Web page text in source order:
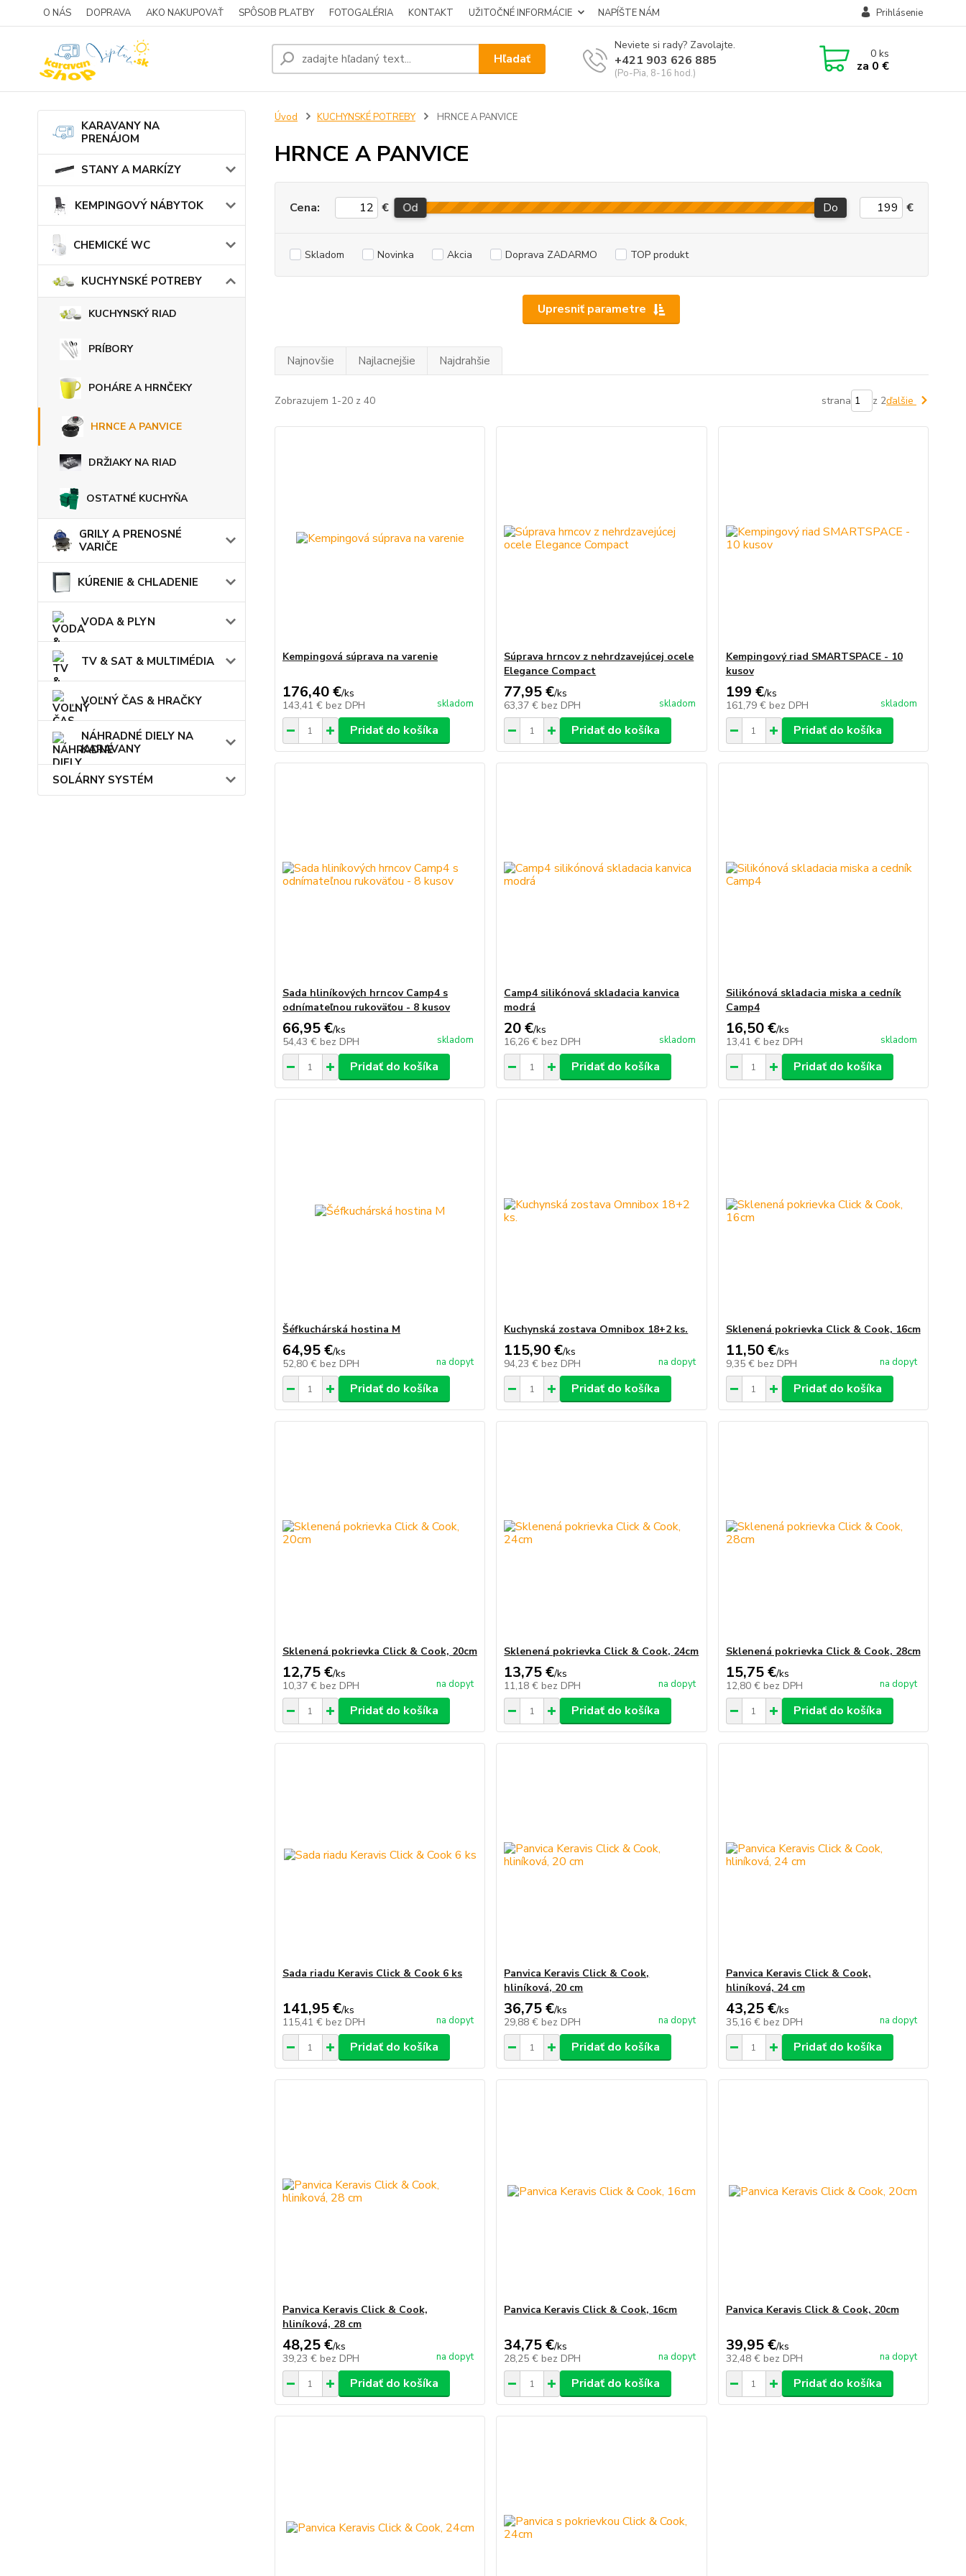
O NÁS DOPRAVA AKO NAKUPOVAŤ SPÔSOB PLATBY FOTOGALÉRIA KONTAKT UŽITOČNÉ INFORMÁCIE NAPÍŠTE NÁM Prihlásenie
Hľadať
Neviete si rady? Zavolajte.
+421 903 626 885
(Po-Pia, 8-16 hod.)
0ks
za 0 €
KARAVANY NA
PRENÁJOM
STANY A MARKÍZY
KEMPINGOVÝ NÁBYTOK
CHEMICKÉ WC
KUCHYNSKÉ POTREBY
KUCHYNSKÝ RIAD
PRÍBORY
POHÁRE A HRNČEKY
HRNCE A PANVICE
DRŽIAKY NA RIAD
OSTATNÉ KUCHYŇA
GRILY A PRENOSNÉ
VARIČE
KÚRENIE & CHLADENIE
VODA & PLYN
TV & SAT & MULTIMÉDIA
VOĽNÝ ČAS & HRAČKY
NÁHRADNÉ DIELY NA
KARAVANY
SOLÁRNY SYSTÉM
Úvod KUCHYNSKÉ POTREBY HRNCE A PANVICE
HRNCE A PANVICE
Upresniť parametre
Cena: € Od Do €
Skladom Novinka Akcia Doprava ZADARMO TOP produkt
Najnovšie Najlacnejšie Najdrahšie
Zobrazujem 1-20 z 40 strana z 2ďalšie
Kempingová súprava na varenie
176,40 €/ks
143,41 € bez DPH skladom
Pridať do košíka
Súprava hrncov z nehrdzavejúcej ocele
Elegance Compact
77,95 €/ks
63,37 € bez DPH skladom
Pridať do košíka
Kempingový riad SMARTSPACE - 10
kusov
199 €/ks
161,79 € bez DPH skladom
Pridať do košíka
Sada hliníkových hrncov Camp4 s
odnímateľnou rukoväťou - 8 kusov
66,95 €/ks
54,43 € bez DPH skladom
Pridať do košíka
Camp4 silikónová skladacia kanvica
modrá
20 €/ks
16,26 € bez DPH skladom
Pridať do košíka
Silikónová skladacia miska a cedník
Camp4
16,50 €/ks
13,41 € bez DPH skladom
Pridať do košíka
Šéfkuchárská hostina M
64,95 €/ks
52,80 € bez DPH na dopyt
Pridať do košíka
Kuchynská zostava Omnibox 18+2 ks.
115,90 €/ks
94,23 € bez DPH na dopyt
Pridať do košíka
Sklenená pokrievka Click & Cook, 16cm
11,50 €/ks
9,35 € bez DPH na dopyt
Pridať do košíka
Sklenená pokrievka Click & Cook, 20cm
12,75 €/ks
10,37 € bez DPH na dopyt
Pridať do košíka
Sklenená pokrievka Click & Cook, 24cm
13,75 €/ks
11,18 € bez DPH na dopyt
Pridať do košíka
Sklenená pokrievka Click & Cook, 28cm
15,75 €/ks
12,80 € bez DPH na dopyt
Pridať do košíka
Sada riadu Keravis Click & Cook 6 ks
141,95 €/ks
115,41 € bez DPH na dopyt
Pridať do košíka
Panvica Keravis Click & Cook,
hliníková, 20 cm
36,75 €/ks
29,88 € bez DPH na dopyt
Pridať do košíka
Panvica Keravis Click & Cook,
hliníková, 24 cm
43,25 €/ks
35,16 € bez DPH na dopyt
Pridať do košíka
Panvica Keravis Click & Cook,
hliníková, 28 cm
48,25 €/ks
39,23 € bez DPH na dopyt
Pridať do košíka
Panvica Keravis Click & Cook, 16cm
34,75 €/ks
28,25 € bez DPH na dopyt
Pridať do košíka
Panvica Keravis Click & Cook, 20cm
39,95 €/ks
32,48 € bez DPH na dopyt
Pridať do košíka